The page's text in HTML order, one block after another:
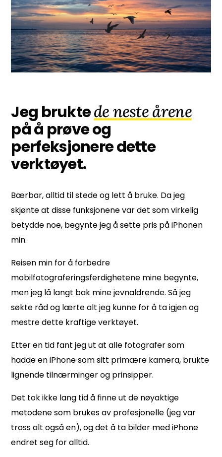
Jeg bruktede neste årene
på å prøve og
perfeksjonere dette
verktøyet.
Bærbar, alltid til stede og lett å bruke. Da jeg
skjønte at disse funksjonene var det som virkelig
betydde noe, begynte jeg å sette pris på iPhonen
min.
Reisen min for å forbedre
mobilfotograferingsferdighetene mine begynte,
men jeg lå langt bak mine jevnaldrende. Så jeg
søkte råd og lærte alt jeg kunne for å ta igjen og
mestre dette kraftige verktøyet.
Etter en tid fant jeg ut at alle fotografer som
hadde en iPhone som sitt primære kamera, brukte
lignende tilnærminger og prinsipper.
Det tok ikke lang tid å finne ut de nøyaktige
metodene som brukes av profesjonelle (jeg var
tross alt også en), og det å ta bilder med iPhone
endret seg for alltid.